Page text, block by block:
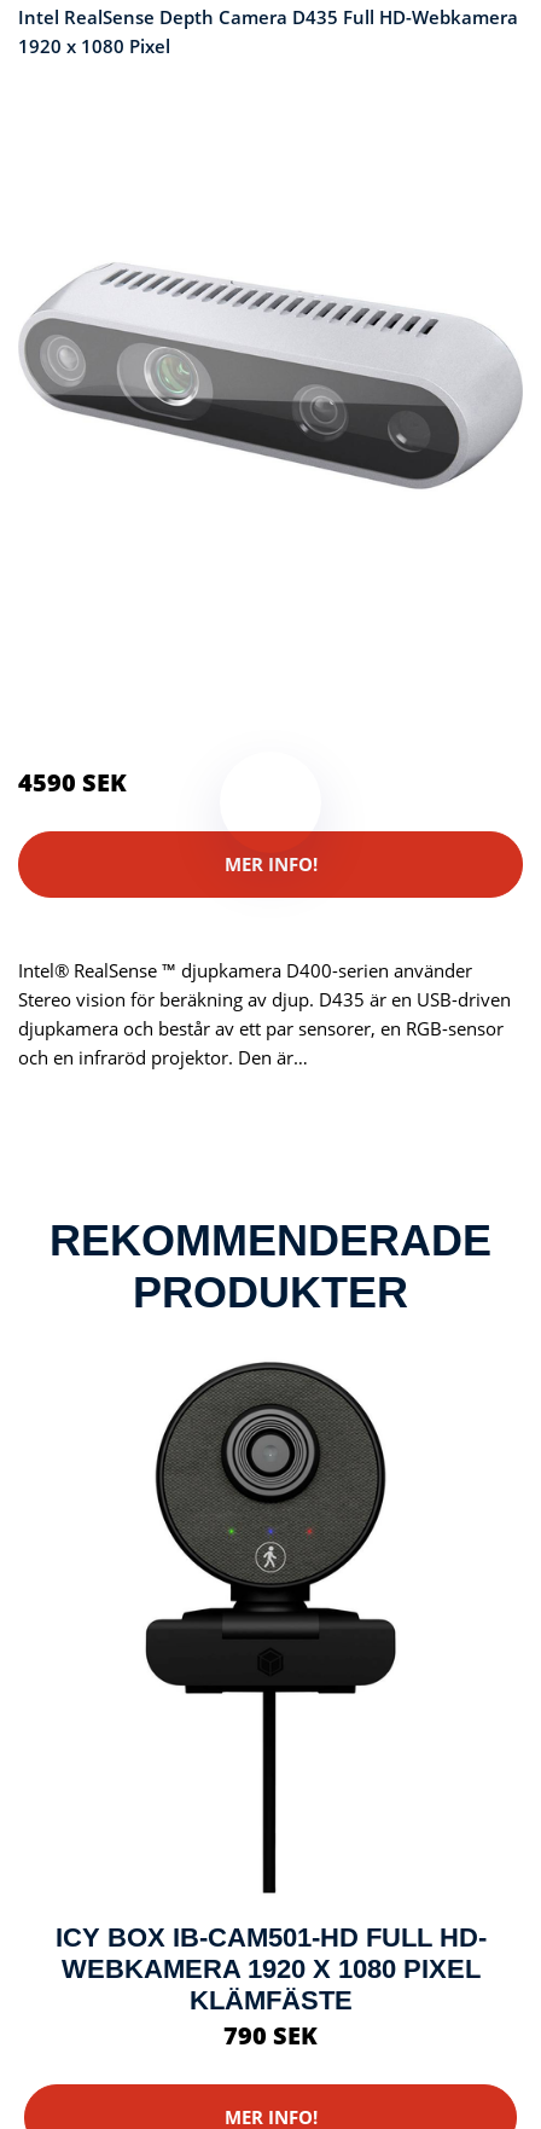
Intel RealSense Depth Camera D435 Full HD-Webkamera
1920 x 1080 Pixel
4590 SEK
MER INFO!
Intel® RealSense ™ djupkamera D400-serien använder
Stereo vision för beräkning av djup. D435 är en USB-driven
djupkamera och består av ett par sensorer, en RGB-sensor
och en infraröd projektor. Den är…
REKOMMENDERADE
PRODUKTER
ICY BOX IB-CAM501-HD FULL HD-
WEBKAMERA 1920 X 1080 PIXEL
KLÄMFÄSTE
790 SEK
MER INFO!